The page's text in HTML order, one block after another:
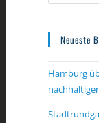
Neueste
Hamburg